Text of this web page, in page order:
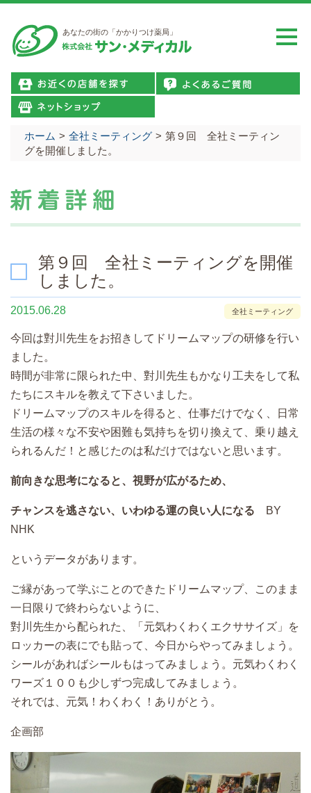
あなたの街の「かかりつけ薬局」
ホーム > 全社ミーティング > 第９回 全社ミーティン
グを開催しました。
第９回 全社ミーティングを開催
しました。
2015.06.28 全社ミーティング
今回は對川先生をお招きしてドリームマップの研修を行い
ました。
時間が非常に限られた中、對川先生もかなり工夫をして私
たちにスキルを教えて下さいました。
ドリームマップのスキルを得ると、仕事だけでなく、日常
生活の様々な不安や困難も気持ちを切り換えて、乗り越え
られるんだ！と感じたのは私だけではないと思います。
前向きな思考になると、視野が広がるため、
チャンスを逃さない、いわゆる運の良い人になる BY
NHK
というデータがあります。
ご縁があって学ぶことのできたドリームマップ、このまま
一日限りで終わらないように、
對川先生から配られた、「元気わくわくエクササイズ」を
ロッカーの表にでも貼って、今日からやってみましょう。
シールがあればシールもはってみましょう。元気わくわく
ワーズ１００も少しずつ完成してみましょう。
それでは、元気！わくわく！ありがとう。
企画部